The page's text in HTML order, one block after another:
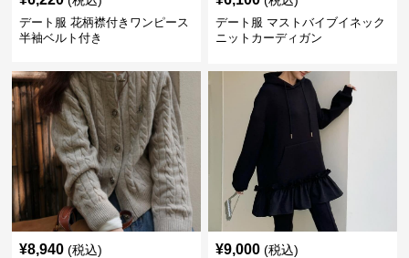
デート服 花柄襟付きワンピース
半袖ベルト付き
デート服 マストバイブイネック
ニットカーディガン
¥8,940 (税込) ¥9,000 (税込)